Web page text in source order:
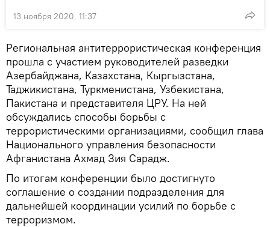
13 ноября 2020, 11:37
Региональная антитеррористическая конференция
прошла с участием руководителей разведки
Азербайджана, Казахстана, Кыргызстана,
Таджикистана, Туркменистана, Узбекистана,
Пакистана и представителя ЦРУ. На ней
обсуждались способы борьбы с
террористическими организациями, сообщил глава
Национального управления безопасности
Афганистана Ахмад Зия Сарадж.
По итогам конференции было достигнуто
соглашение о создании подразделения для
дальнейшей координации усилий по борьбе с
терроризмом.